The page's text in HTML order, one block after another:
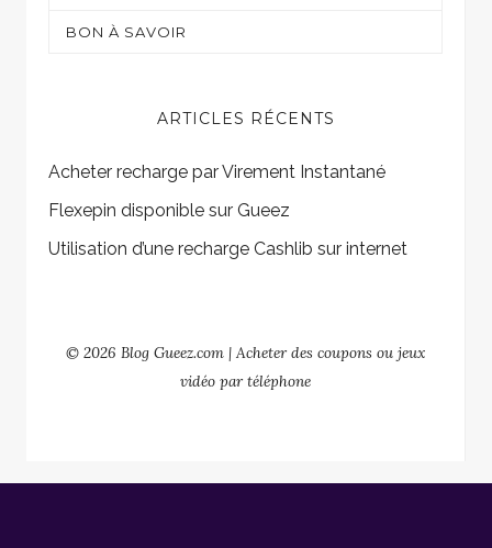
Sur mon écran
BON À SAVOIR
ARTICLES RÉCENTS
Acheter recharge par Virement Instantané
Flexepin disponible sur Gueez
Utilisation d’une recharge Cashlib sur internet
© 2026 Blog Gueez.com | Acheter des coupons ou jeux
vidéo par téléphone